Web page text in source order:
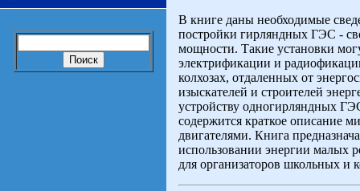
В книге даны необходимые
постройки гирляндных ГЭС -
мощности. Такие установки
электрификации и
колхозах, отдаленных от
изыскателей и строителей
устройству одногирляндных
содержится краткое описание
двигателями. Книга
использовании энергии малых
для организаторов школьных и